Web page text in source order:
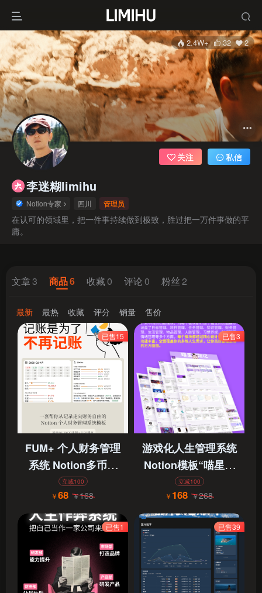
2.4W+ 32 2
李迷糊limihu
Notion专家 四川 管理员
在认可的领域里，把一件事持续做到极致，胜过把一万件事做的平
庸。
关注 私信
文章3 商品6 收藏0 评论0 粉丝 2
最新 最热 收藏 评分 销量 售价
已售15
FUM+ 个人财务管理
系统 Notion多币种
记账模板
立减100
￥68 ￥168
已售3
游戏化人生管理系统
Notion模板“喵星探
险记”，不仅仅是第
二大脑
立减100
￥ 168 ￥268
已售1 已售39